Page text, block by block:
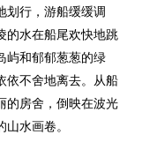
划行，游船缓缓调
的水在船尾欢快地跳
屿和郁郁葱葱的绿
依不舍地离去。从船
的房舍，倒映在波光
水画卷。